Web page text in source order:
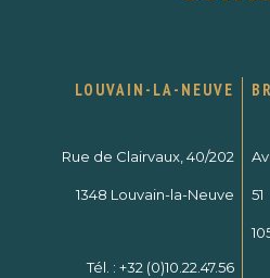
LOUVAIN-LA-NEUVE
Rue de Clairvaux, 40/202
1348 Louvain-la-Neuve
Tél. : +32 (0)10.22.47.56
51